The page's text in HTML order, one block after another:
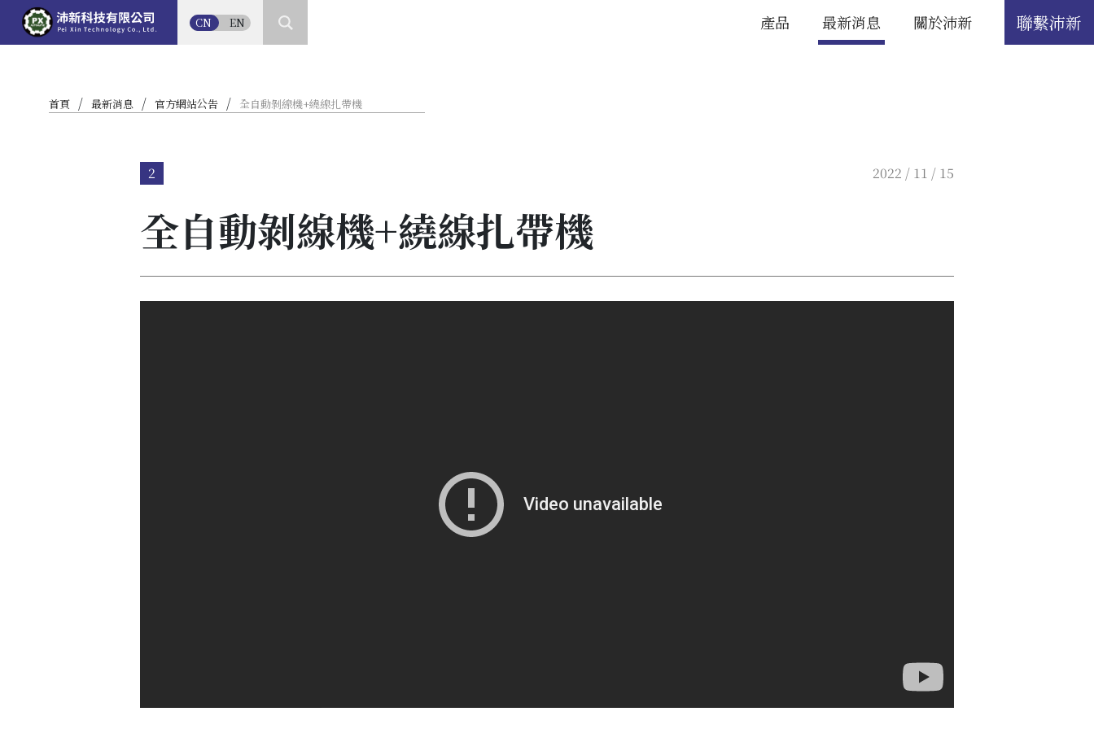
CN EN 產品 最新消息 關於沛新 聯繫沛新
首頁 / 最新消息 / 官方網站公告 / 全自動剝線機+繞線扎帶機
2 2022 / 11 / 15
全自動剝線機+繞線扎帶機